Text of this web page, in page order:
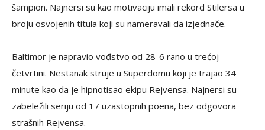
šampion. Najnersi su kao motivaciju imali rekord Stilersa u
broju osvojenih titula koji su nameravali da izjednače.
Baltimor je napravio vođstvo od 28-6 rano u trećoj
četvrtini. Nestanak struje u Superdomu koji je trajao 34
minute kao da je hipnotisao ekipu Rejvensa. Najnersi su
zabeležili seriju od 17 uzastopnih poena, bez odgovora
strašnih Rejvensa.